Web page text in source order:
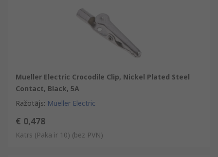
Mueller Electric Crocodile Clip, Nickel Plated Steel
Contact, Black, 5A
Ražotājs: Mueller Electric
€ 0,478
Katrs (Paka ir 10) (bez PVN)